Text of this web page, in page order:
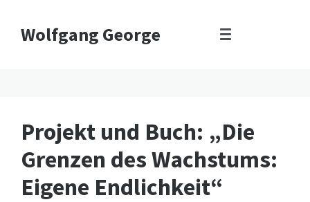
Wolfgang George
Projekt und Buch: „Die
Grenzen des Wachstums:
Eigene Endlichkeit“